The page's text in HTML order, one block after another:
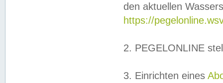
den aktuellen
https://
2. PEGELONLINE
3. Einrichten eines